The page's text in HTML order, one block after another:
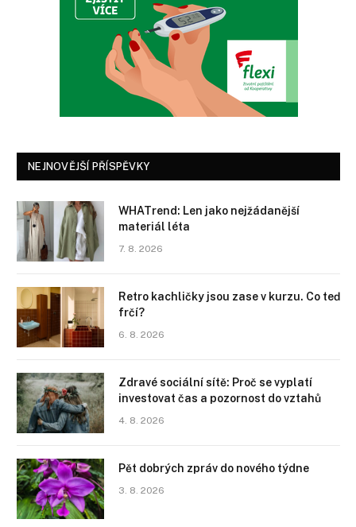
NEJNOVĚJŠÍ PŘÍSPĚVKY
WHATrend: Len jako nejžádanější
materiál léta
7. 8. 2026
Retro kachličky jsou zase v kurzu. Co teď
frčí?
6. 8. 2026
Zdravé sociální sítě: Proč se vyplatí
investovat čas a pozornost do vztahů
4. 8. 2026
Pět dobrých zpráv do nového týdne
3. 8. 2026